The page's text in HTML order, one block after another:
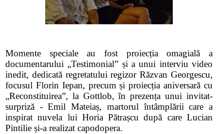
Momente speciale au fost proiecția omagială a
documentarului „Testimonial” și a unui interviu video
inedit, dedicată regretatului regizor Răzvan Georgescu,
focusul Florin Iepan, precum și proiecția aniversară cu
„Reconstituirea”, la Gottlob, în prezența unui invitat-
surpriză - Emil Mateiaș, martorul întâmplării care a
inspirat nuvela lui Horia Pătrașcu după care Lucian
Pintilie și-a realizat capodopera.